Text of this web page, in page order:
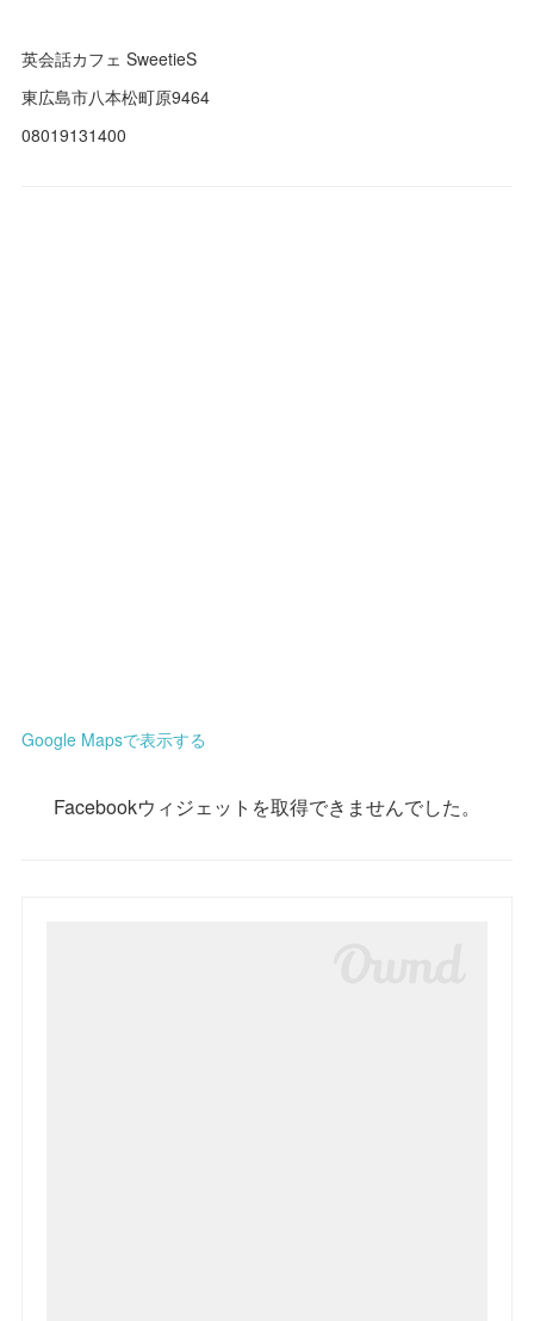
英会話カフェ SweetieS
東広島市八本松町原9464
08019131400
Google Mapsで表示する
Facebookウィジェットを取得できませんでした。